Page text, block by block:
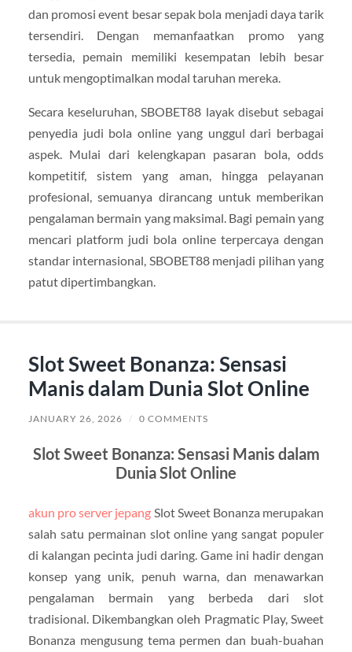
dan promosi event besar sepak bola menjadi daya tarik
tersendiri. Dengan memanfaatkan promo yang
tersedia, pemain memiliki kesempatan lebih besar
untuk mengoptimalkan modal taruhan mereka.
Secara keseluruhan, SBOBET88 layak disebut sebagai
penyedia judi bola online yang unggul dari berbagai
aspek. Mulai dari kelengkapan pasaran bola, odds
kompetitif, sistem yang aman, hingga pelayanan
profesional, semuanya dirancang untuk memberikan
pengalaman bermain yang maksimal. Bagi pemain yang
mencari platform judi bola online terpercaya dengan
standar internasional, SBOBET88 menjadi pilihan yang
patut dipertimbangkan.
Slot Sweet Bonanza: Sensasi
Manis dalam Dunia Slot Online
JANUARY 26, 2026 / 0 COMMENTS
Slot Sweet Bonanza: Sensasi Manis dalam
Dunia Slot Online
akun pro server jepang Slot Sweet Bonanza merupakan
salah satu permainan slot online yang sangat populer
di kalangan pecinta judi daring. Game ini hadir dengan
konsep yang unik, penuh warna, dan menawarkan
pengalaman bermain yang berbeda dari slot
tradisional. Dikembangkan oleh Pragmatic Play, Sweet
Bonanza mengusung tema permen dan buah-buahan